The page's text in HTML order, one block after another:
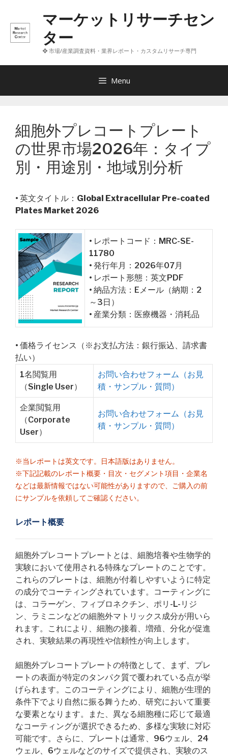
へ
マーケットリサーチセン
ター
❖ 市場/産業調査資料・業界レポート・カスタムリサーチ専門
Menu
細胞外プレコートプレート
の世界市場2026年：タイプ
別・用途別・地域別分析
• 英文タイトル： Global Extracellular Pre-coated
Plates Market 2026
• レポートコード：MRC-SE-
11780
• 発行年月：2026年07月
• レポート形態：英文PDF
• 納品方法：Eメール（納期：2
～3日）
• 産業分類：医療機器・消耗品
• 価格ライセンス（※お支払方法：銀行振込、請求書
払い）
1名閲覧用
（Single User）
お問い合わせフォーム（お見
積・サンプル・質問）
企業閲覧用
（Corporate
User）
お問い合わせフォーム（お見
積・サンプル・質問）
※当レポートは英文です。日本語版はありません。
※下記記載のレポート概要・目次・セグメント項目・企業名
などは最新情報ではない可能性がありますので、ご購入の前
にサンプルを依頼してご確認ください。
レポート概要
細胞外プレコートプレートとは、細胞培養や生物学的
実験において使用される特殊なプレートのことです。
これらのプレートは、細胞が付着しやすいように特定
の成分でコーティングされています。コーティングに
は、コラーゲン、フィブロネクチン、ポリ-L-リジ
ン、ラミニンなどの細胞外マトリックス成分が用いら
れます。これにより、細胞の接着、増殖、分化が促進
され、実験結果の再現性や信頼性が向上します。
細胞外プレコートプレートの特徴として、まず、プレ
ートの表面が特定のタンパク質で覆われている点が挙
げられます。このコーティングにより、細胞が生理的
条件下でより自然に振る舞うため、研究において重要
な要素となります。また、異なる細胞種に応じて最適
なコーティングが選択できるため、多様な実験に対応
可能です。さらに、プレートは通常、96ウェル、24
ウェル、6ウェルなどのサイズで提供され、実験のス